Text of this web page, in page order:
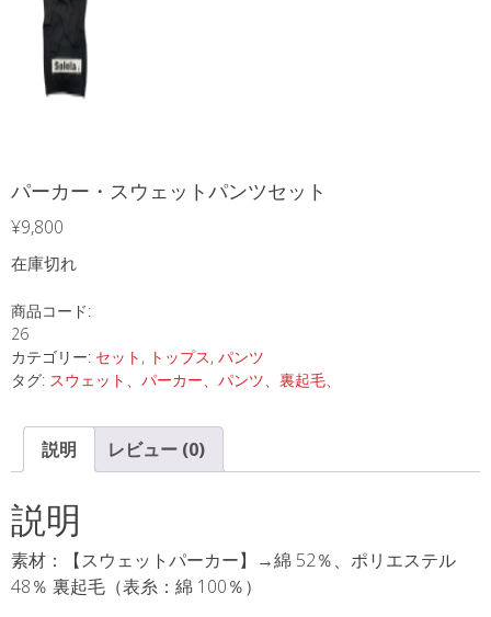
パーカー・スウェットパンツセット
¥9,800
在庫切れ
商品コード:
26
カテゴリー: セット , トップス, パンツ
タグ: スウェット、パーカー、パンツ、裏起毛、
説明 レビュー (0)
説明
素材：【スウェットパーカー】→綿 52％、ポリエステル
48％ 裏起毛（表糸：綿 100％）